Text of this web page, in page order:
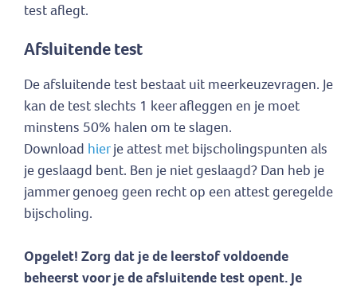
test aflegt.
Afsluitende test
De afsluitende test bestaat uit meerkeuzevragen. Je
kan de test slechts 1 keer afleggen en je moet
minstens 50% halen om te slagen.
Download hierje attest met bijscholingspunten als
je geslaagd bent. Ben je niet geslaagd? Dan heb je
jammer genoeg geen recht op een attest geregelde
bijscholing.
Opgelet! Zorg dat je de leerstof voldoende
beheerst voor je de afsluitende test opent. Je